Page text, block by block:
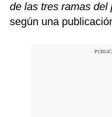
de las tres ramas del
según una